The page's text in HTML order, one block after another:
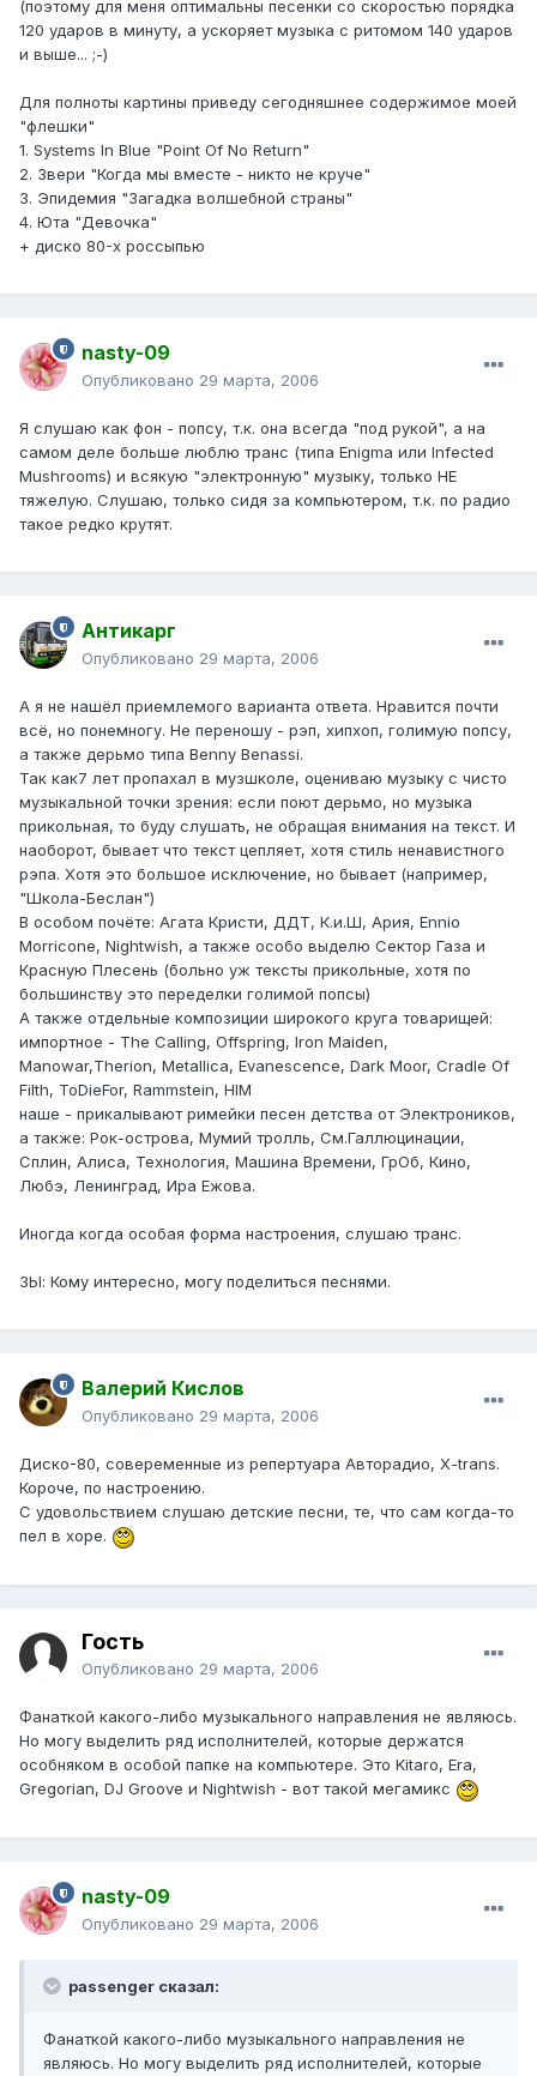
(поэтому для меня оптимальны песенки со скоростью порядка
120 ударов в минуту, а ускоряет музыка с ритомом 140 ударов
и выше... ;-)
Для полноты картины приведу сегодняшнее содержимое моей
"флешки"
1. Systems In Blue "Point Of No Return"
2. Звери "Когда мы вместе - никто не круче"
3. Эпидемия "Загадка волшебной страны"
4. Юта "Девочка"
+ диско 80-х россыпью
nasty-09
Опубликовано 29 марта, 2006
Я слушаю как фон - попсу, т.к. она всегда "под рукой", а на
самом деле больше люблю транс (типа Enigma или Infected
Mushrooms) и всякую "электронную" музыку, только НЕ
тяжелую. Слушаю, только сидя за компьютером, т.к. по радио
такое редко крутят.
Антикарг
Опубликовано 29 марта, 2006
А я не нашёл приемлемого варианта ответа. Нравится почти
всё, но понемногу. Не переношу - рэп, хипхоп, голимую попсу,
а также дерьмо типа Benny Benassi.
Так как7 лет пропахал в музшколе, оцениваю музыку с чисто
музыкальной точки зрения: если поют дерьмо, но музыка
прикольная, то буду слушать, не обращая внимания на текст. И
наоборот, бывает что текст цепляет, хотя стиль ненавистного
рэпа. Хотя это большое исключение, но бывает (например,
"Школа-Беслан")
В особом почёте: Агата Кристи, ДДТ, К.и.Ш, Ария, Ennio
Morricone, Nightwish, а также особо выделю Сектор Газа и
Красную Плесень (больно уж тексты прикольные, хотя по
большинству это переделки голимой попсы)
А также отдельные композиции широкого круга товарищей:
импортное - The Calling, Offspring, Iron Maiden,
Manowar,Therion, Metallica, Evanescence, Dark Moor, Cradle Of
Filth, ToDieFor, Rammstein, HIM
наше - прикалывают римейки песен детства от Электроников,
а также: Рок-острова, Мумий тролль, См.Галлюцинации,
Сплин, Алиса, Технология, Машина Времени, ГрОб, Кино,
Любэ, Ленинград, Ира Ежова.
Иногда когда особая форма настроения, слушаю транс.
ЗЫ: Кому интересно, могу поделиться песнями.
Валерий Кислов
Опубликовано 29 марта, 2006
Диско-80, совеременные из репертуара Авторадио, X-trans.
Короче, по настроению.
С удовольствием слушаю детские песни, те, что сам когда-то
пел в хоре.
Гость
Опубликовано 29 марта, 2006
Фанаткой какого-либо музыкального направления не являюсь.
Но могу выделить ряд исполнителей, которые держатся
особняком в особой папке на компьютере. Это Kitaro, Era,
Gregorian, DJ Groove и Nightwish - вот такой мегамикс
nasty-09
Опубликовано 29 марта, 2006
passenger сказал:
Фанаткой какого-либо музыкального направления не
являюсь. Но могу выделить ряд исполнителей, которые